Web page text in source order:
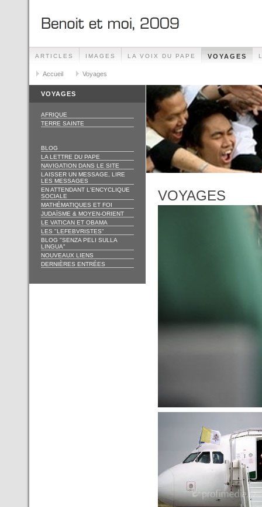
ARTICLES IMAGES LA VOIX DU PAPE VOYAGES
Accueil Voyages
VOYAGES
AFRIQUE
TERRE SAINTE
BLOG
LA LETTRE DU PAPE
NAVIGATION DANS LE SITE
LAISSER UN MESSAGE, LIRE
LES MESSAGES
EN ATTENDANT L'ENCYCLIQUE
SOCIALE
MATHÉMATIQUES ET FOI
JUDAÏSME & MOYEN-ORIENT
LE VATICAN ET OBAMA
LES "LEFEBVRISTES"
BLOG "SENZA PELI SULLA
LINGUA"
NOUVEAUX LIENS
DERNIÈRES ENTRÉES
VOYAGES